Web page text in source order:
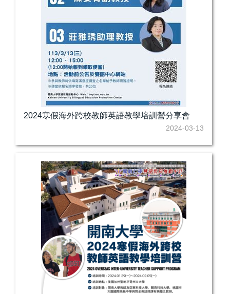
2024寒假海外跨校教師英語教學培訓營分享會
2024-03-13